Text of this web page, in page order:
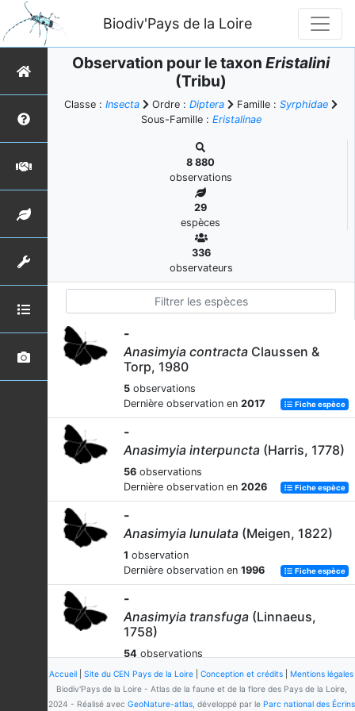
Biodiv'Pays de la Loire
Observation pour le taxon Eristalini
(Tribu)
Classe : Insecta Ordre : Diptera Famille : Syrphidae
Sous-Famille : Eristalinae
8 880
observations
29
espèces
336
observateurs
-
Anasimyia contracta Claussen &
Torp, 1980
5 observations
Dernière observation en 2017 Fiche espèce
-
Anasimyia interpuncta (Harris, 1778)
56 observations
Dernière observation en 2026 Fiche espèce
-
Anasimyia lunulata (Meigen, 1822)
1 observation
Dernière observation en 1996 Fiche espèce
-
Anasimyia transfuga (Linnaeus,
1758)
54 observations
Dernière observation en
2023 Fiche espèce
-
Accueil Site du CEN Pays de la Loire Conception et crédits
Mentions légales
Biodiv'Pays de la Loire - Atlas de la faune et de la flore des Pays de la Loire,
2024 - Réalisé avec GeoNature-atlas, développé par le Parc national des Écrins